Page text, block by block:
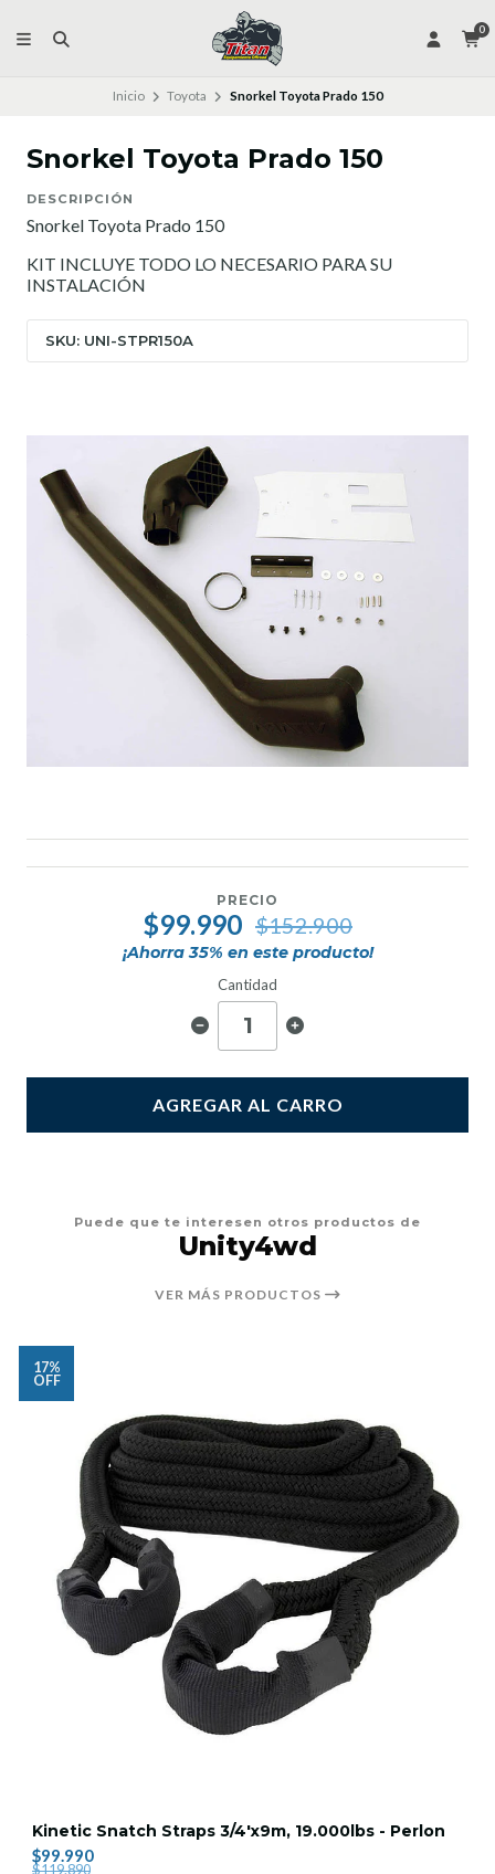
0
Inicio Toyota Snorkel Toyota Prado 150
Snorkel Toyota Prado 150
DESCRIPCIÓN
Snorkel Toyota Prado 150
KIT INCLUYE TODO LO NECESARIO PARA SU
INSTALACIÓN
SKU: UNI-STPR150A
PRECIO
$99.990 $152.900
¡Ahorra35% en este producto!
Cantidad
AGREGAR AL CARRO
Puede que te interesen otros productos de
Unity4wd
VER MÁS PRODUCTOS
17%
OFF
Kinetic Snatch Straps 3/4'x9m, 19.000lbs - Perlon
$99.990
$119.890